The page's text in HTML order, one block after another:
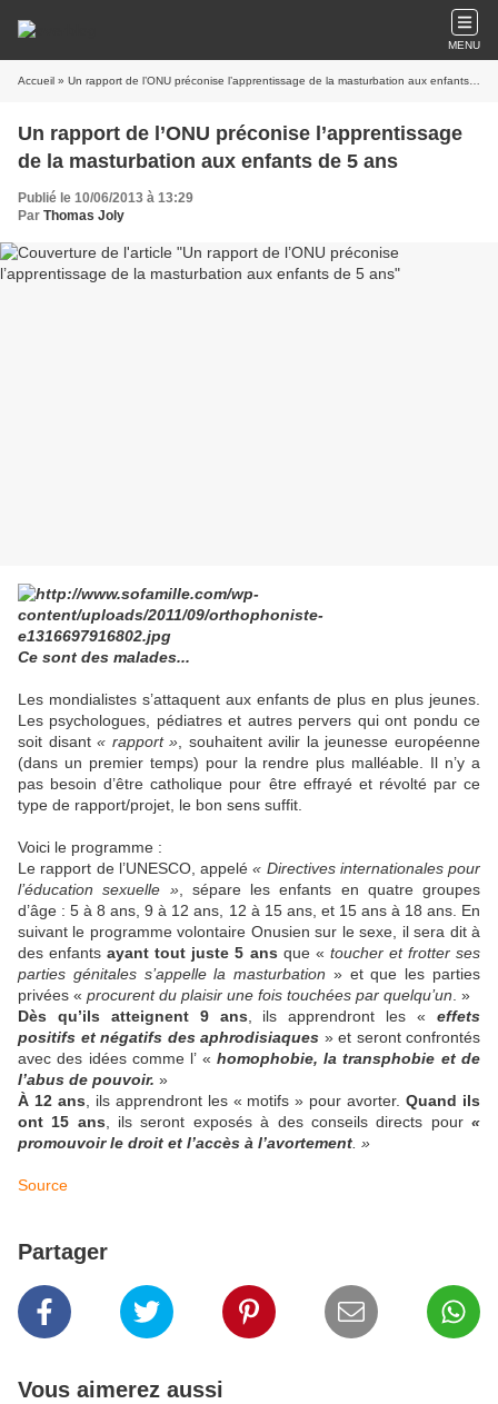
MENU
Accueil » Un rapport de l’ONU préconise l’apprentissage de la masturbation aux enfants de 5 ans
Un rapport de l’ONU préconise l’apprentissage
de la masturbation aux enfants de 5 ans
Publié le 10/06/2013 à 13:29
Par Thomas Joly
Ce sont des malades...
Les mondialistes s’attaquent aux enfants de plus en plus jeunes.
Les psychologues, pédiatres et autres pervers qui ont pondu ce
soit disant« rapport » , souhaitent avilir la jeunesse européenne
(dans un premier temps) pour la rendre plus malléable. Il n’y a
pas besoin d’être catholique pour être effrayé et révolté par ce
type de rapport/projet, le bon sens suffit.
Voici le programme :
Le rapport de l’UNESCO, appelé« Directives internationales pour
l’éducation sexuelle », sépare les enfants en quatre groupes
d’âge : 5 à 8 ans, 9 à 12 ans, 12 à 15 ans, et 15 ans à 18 ans. En
suivant le programme volontaire Onusien sur le sexe, il sera dit à
des enfantsayant tout juste 5 ans que « toucher et frotter ses
parties génitales s’appelle la masturbation » et que les parties
privées « procurent du plaisir une fois touchées par quelqu’un . »
Dès qu’ils atteignent 9 ans , ils apprendront les «effets
positifs et négatifs des aphrodisiaques » et seront confrontés
avec des idées comme l’ « homophobie, la transphobie et de
l’abus de pouvoir. »
À 12 ans , ils apprendront les « motifs » pour avorter.Quand ils
ont 15 ans , ils seront exposés à des conseils directs pour«
promouvoir le droit et l’accès à l’avortement . »
Source
Partager
Vous aimerez aussi